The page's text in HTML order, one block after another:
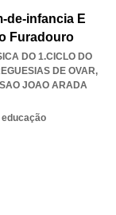
de-infancia E
Furadouro
DO 1.CICLO DO
DE OVAR,
JOAO ARADA